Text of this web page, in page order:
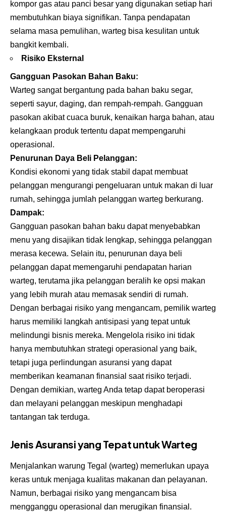
kompor gas atau panci besar yang digunakan setiap hari
membutuhkan biaya signifikan. Tanpa pendapatan
selama masa pemulihan, warteg bisa kesulitan untuk
bangkit kembali.
Risiko Eksternal
Gangguan Pasokan Bahan Baku:
Warteg sangat bergantung pada bahan baku segar,
seperti sayur, daging, dan rempah-rempah. Gangguan
pasokan akibat cuaca buruk, kenaikan harga bahan, atau
kelangkaan produk tertentu dapat mempengaruhi
operasional.
Penurunan Daya Beli Pelanggan:
Kondisi ekonomi yang tidak stabil dapat membuat
pelanggan mengurangi pengeluaran untuk makan di luar
rumah, sehingga jumlah pelanggan warteg berkurang.
Dampak:
Gangguan pasokan bahan baku dapat menyebabkan
menu yang disajikan tidak lengkap, sehingga pelanggan
merasa kecewa. Selain itu, penurunan daya beli
pelanggan dapat memengaruhi pendapatan harian
warteg, terutama jika pelanggan beralih ke opsi makan
yang lebih murah atau memasak sendiri di rumah.
Dengan berbagai risiko yang mengancam, pemilik warteg
harus memiliki langkah antisipasi yang tepat untuk
melindungi bisnis mereka. Mengelola risiko ini tidak
hanya membutuhkan strategi operasional yang baik,
tetapi juga perlindungan asuransi yang dapat
memberikan keamanan finansial saat risiko terjadi.
Dengan demikian, warteg Anda tetap dapat beroperasi
dan melayani pelanggan meskipun menghadapi
tantangan tak terduga.
Jenis Asuransi yang Tepat untuk Warteg
Menjalankan warung Tegal (warteg) memerlukan upaya
keras untuk menjaga kualitas makanan dan pelayanan.
Namun, berbagai risiko yang mengancam bisa
mengganggu operasional dan merugikan finansial.